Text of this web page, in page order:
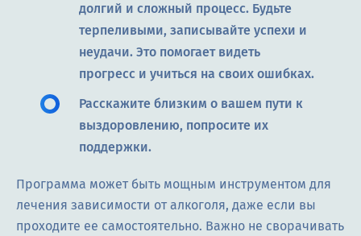
долгий и сложный процесс. Будьте
терпеливыми, записывайте успехи и
неудачи. Это помогает видеть
прогресс и учиться на своих ошибках.
Расскажите близким о вашем пути к
выздоровлению, попросите их
поддержки.
Программа может быть мощным инструментом для
лечения зависимости от алкоголя, даже если вы
проходите ее самостоятельно. Важно не сворачивать